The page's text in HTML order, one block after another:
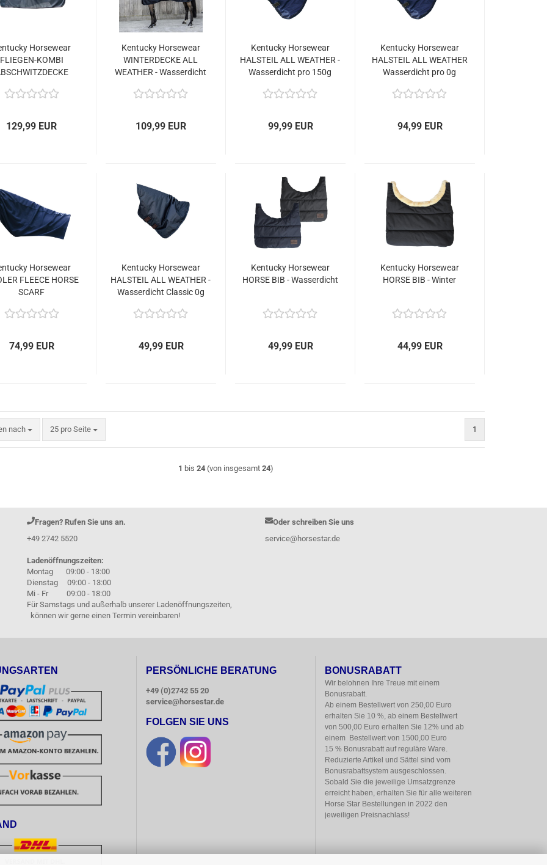
Horsewear
FLIEGEN-KOMBI
129,99 EUR
Kentucky Horsewear
WINTERDECKE ALL
WEATHER - Wasserdicht
109,99 EUR
Kentucky Horsewear
HALSTEIL ALL WEATHER -
Wasserdicht pro 150g
99,99 EUR
Kentucky Horsewear
HALSTEIL ALL WEATHER
Wasserdicht pro 0g
94,99 EUR
Horsewear
FLEECE HORSE
SCARF
74,99 EUR
Kentucky Horsewear
HALSTEIL ALL WEATHER -
Wasserdicht Classic 0g
49,99 EUR
Kentucky Horsewear
HORSE BIB - Wasserdicht
49,99 EUR
Kentucky Horsewear
HORSE BIB - Winter
44,99 EUR
nach
nach 25 pro Seite
pro Seite 1
1 bis24 (von insgesamt24)
Fragen? Rufen Sie uns an.
+49 2742 5520
Ladenöffnungszeiten:
Montag 09:00 - 13:00
Dienstag 09:00 - 13:00
Mi - Fr 09:00 - 18:00
Für Samstags und außerhalb unserer Ladenöffnungszeiten,
können wir gerne einen Termin vereinbaren!
Oder schreiben Sie uns
service@horsestar.de
PERSÖNLICHE BERATUNG
+49 (0)2742 55 20
service@horsestar.de
FOLGEN SIE UNS
BONUSRABATT
Wir belohnen Ihre Treue mit einem
Bonusrabatt.
Ab einem Bestellwert von 250,00 Euro
erhalten Sie 10 %, ab einem Bestellwert
von 500,00 Euro erhalten Sie 12% und ab
einem  Bestellwert von 1500,00 Euro
15 % Bonusrabatt auf reguläre Ware.
Reduzierte Artikel und Sättel sind vom
Bonusrabattsystem ausgeschlossen.
Sobald Sie die jeweilige Umsatzgrenze
erreicht haben, erhalten Sie für alle weiteren
Horse Star Bestellungen in 2022 den
jeweiligen Preisnachlass!